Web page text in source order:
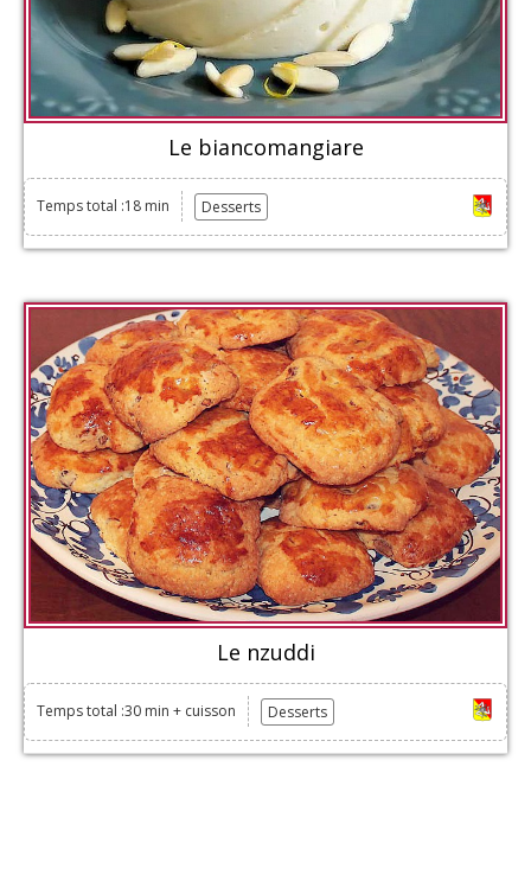
Le biancomangiare
Temps total :18 min Desserts
Le nzuddi
Temps total :30 min + cuisson Desserts